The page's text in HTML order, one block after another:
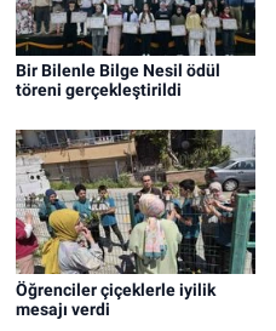
Bir Bilenle Bilge Nesil ödül
töreni gerçekleştirildi
Öğrenciler çiçeklerle iyilik
mesajı verdi